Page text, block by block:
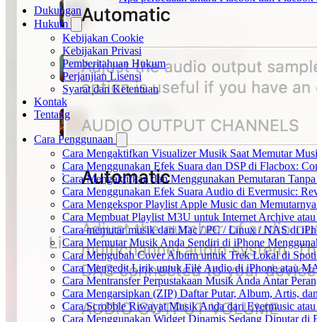
Dukungan
Hukum
Kebijakan Cookie
Kebijakan Privasi
Pemberitahuan Hukum
Perjanjian Lisensi
Syarat dan Ketentuan
Kontak
Tentang
Cara Penggunaan
Cara Mengaktifkan Visualizer Musik Saat Memutar
Cara Menggunakan Efek Suara dan DSP di Flacbox:
Cara Mengaktifkan dan Menggunakan Pemutaran
Cara Menggunakan Efek Suara Audio di Evermusic:
Cara Mengekspor Playlist Apple Music dan
Cara Membuat Playlist M3U untuk Internet Archive
Cara memutar musik dari Mac / PC / Linux / NAS di
Cara Memutar Musik Anda Sendiri di iPhone
Cara Mengubah Cover Album untuk Trek Lokal di
Cara Mengedit Lirik untuk File Audio di iPhone atau
Cara Mentransfer Perpustakaan Musik Anda Antar
Cara Mengarsipkan (ZIP) Daftar Putar, Album, Artis,
Cara Scrobble Riwayat Musik Anda dari Evermusic
Cara Menggunakan Widget Dinamis Sedang Diputar